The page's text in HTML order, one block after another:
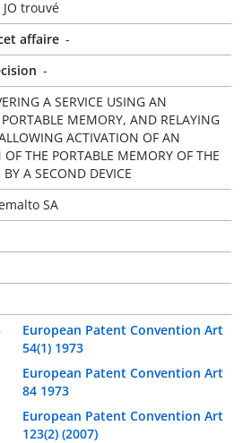
trouvé
affaire -
-
A SERVICE USING AN
MEMORY, AND RELAYING
ACTIVATION OF AN
OF THE PORTABLE MEMORY OF THE
BY A SECOND DEVICE
SA
European Patent Convention Art
54(1) 1973
European Patent Convention Art
84 1973
European Patent Convention Art
123(2) (2007)